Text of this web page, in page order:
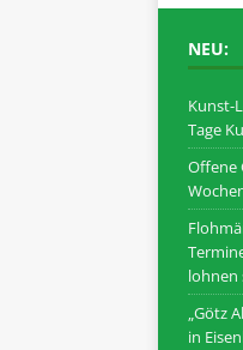
NEU:
Kunst-
Tage
Offene
lohnen
„Götz
in